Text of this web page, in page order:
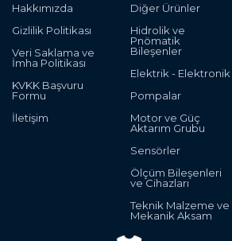
Hakkımızda
Gizlilik Politikası
Veri Saklama ve
İmha Politikası
KVKK Başvuru
Formu
İletişim
Diğer Ürünler
Hidrolik ve
Pnömatik
Bileşenler
Elektrik - Elektronik
Pompalar
Motor ve Güç
Aktarım Grubu
Sensörler
Ölçüm Bileşenleri
ve Cihazları
Teknik Malzeme ve
Mekanik Aksam